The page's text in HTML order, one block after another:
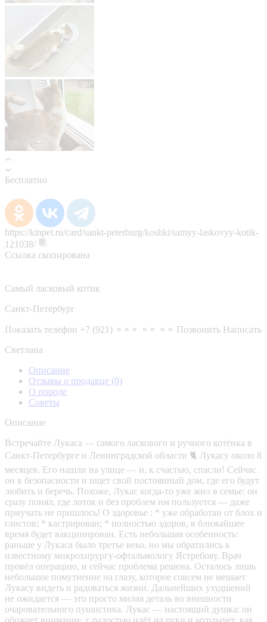
Бесплатно
https://kinpet.ru/card/sankt-peterburg/koshki/samyy-laskovyy-kotik-
121038/
Ссылка скопирована
Самый ласковый котик
Санкт-Петербург
Показать телефон +7 (921) ⚬⚬⚬ ⚬⚬ ⚬⚬ Позвонить Написать
Светлана
Описание
Отзывы о продавце (0)
О породе
Советы
Описание
Встречайте Лукаса — самого ласкового и ручного котёнка в
Санкт‑Петербурге и Ленинградской области 🐈 Лукасу около 8
месяцев. Его нашли на улице — и, к счастью, спасли! Сейчас
он в безопасности и ищет свой постоянный дом, где его будут
любить и беречь. Похоже, Лукас когда‑то уже жил в семье: он
сразу понял, где лоток и без проблем им пользуется — даже
приучать не пришлось! О здоровье : * уже обработан от блох и
глистов; * кастрирован; * полностью здоров, в ближайшее
время будет вакцинирован. Есть небольшая особенность:
раньше у Лукаса было третье веко, но мы обратились к
известному микрохирургу‑офтальмологу Ястребову. Врач
провёл операцию, и сейчас проблема решена. Осталось лишь
небольшое помутнение на глазу, которое совсем не мешает
Лукасу видеть и радоваться жизни. Дальнейших ухудшений
не ожидается — это просто милая деталь во внешности
очаровательного пушистика. Лукас — настоящий душка: он
обожает внимание, с радостью идёт на руки и мурлычет, как